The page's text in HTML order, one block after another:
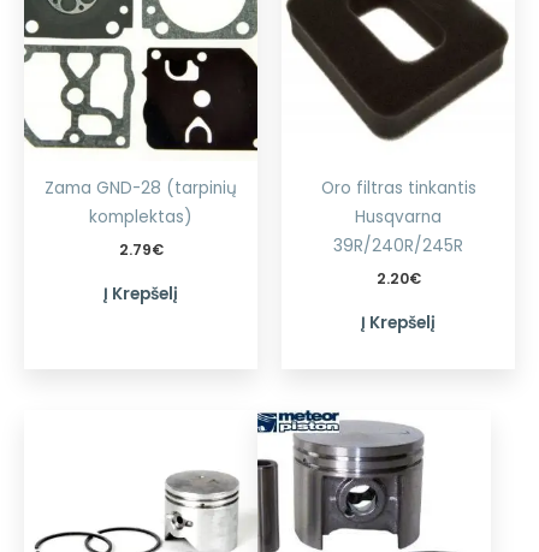
Zama GND-28 (tarpinių
komplektas)
2.79€
Į Krepšelį
Oro filtras tinkantis
Husqvarna
39R/240R/245R
2.20€
Į Krepšelį